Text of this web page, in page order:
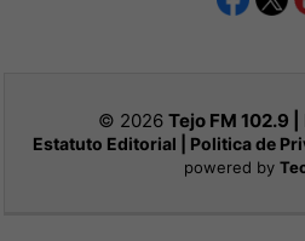
© 2026 Tejo FM 102.9 |
Estatuto Editorial Politica de
powered by